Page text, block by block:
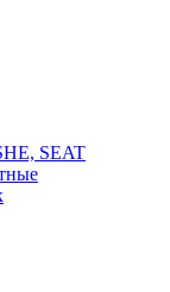
SEAT